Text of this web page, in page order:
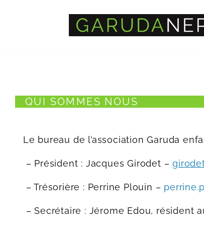
QUI SOMMES NOUS
Le bureau de l’association Garuda
– Président : Jacques Girodet –
– Trésorière : Perrine Plouin –
– Secrétaire : Jérome Edou, résident